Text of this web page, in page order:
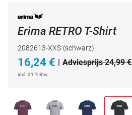
Erima RETRO T-Shirt
2082613-XXS (schwarz)
16,24 € | Adviesprijs 24,99 €
incl. 21 % Btw.